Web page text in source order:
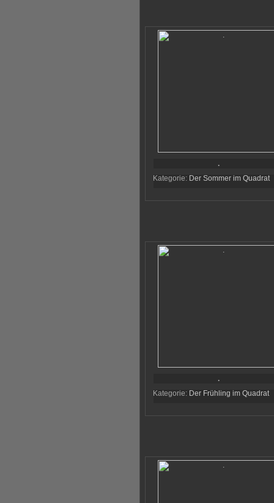
.
Kategorie: Der Sommer im Quadrat
.
Kategorie: Der Frühling im Quadrat